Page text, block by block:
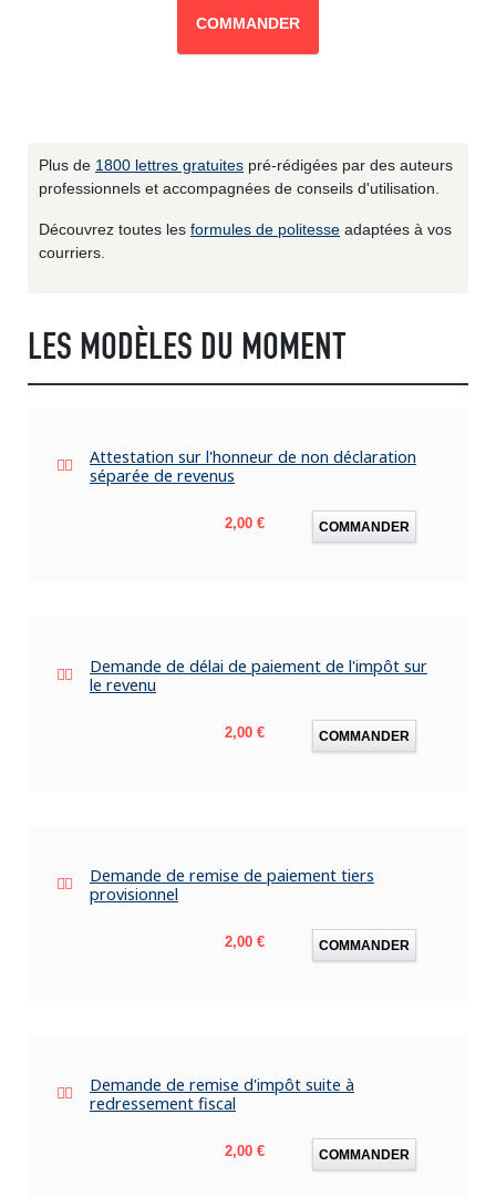
COMMANDER
Plus de 1800 lettres gratuites pré-rédigées par des auteurs
professionnels et accompagnées de conseils d'utilisation.
Découvrez toutes les formules de politesse adaptées à vos
courriers.
LES MODÈLES DU MOMENT
Attestation sur l'honneur de non déclaration
séparée de revenus
Prix
2,00 € COMMANDER
Demande de délai de paiement de l'impôt sur
le revenu
Prix
2,00 € COMMANDER
Demande de remise de paiement tiers
provisionnel
Prix
2,00 € COMMANDER
Demande de remise d'impôt suite à
redressement fiscal
Prix
2,00 € COMMANDER